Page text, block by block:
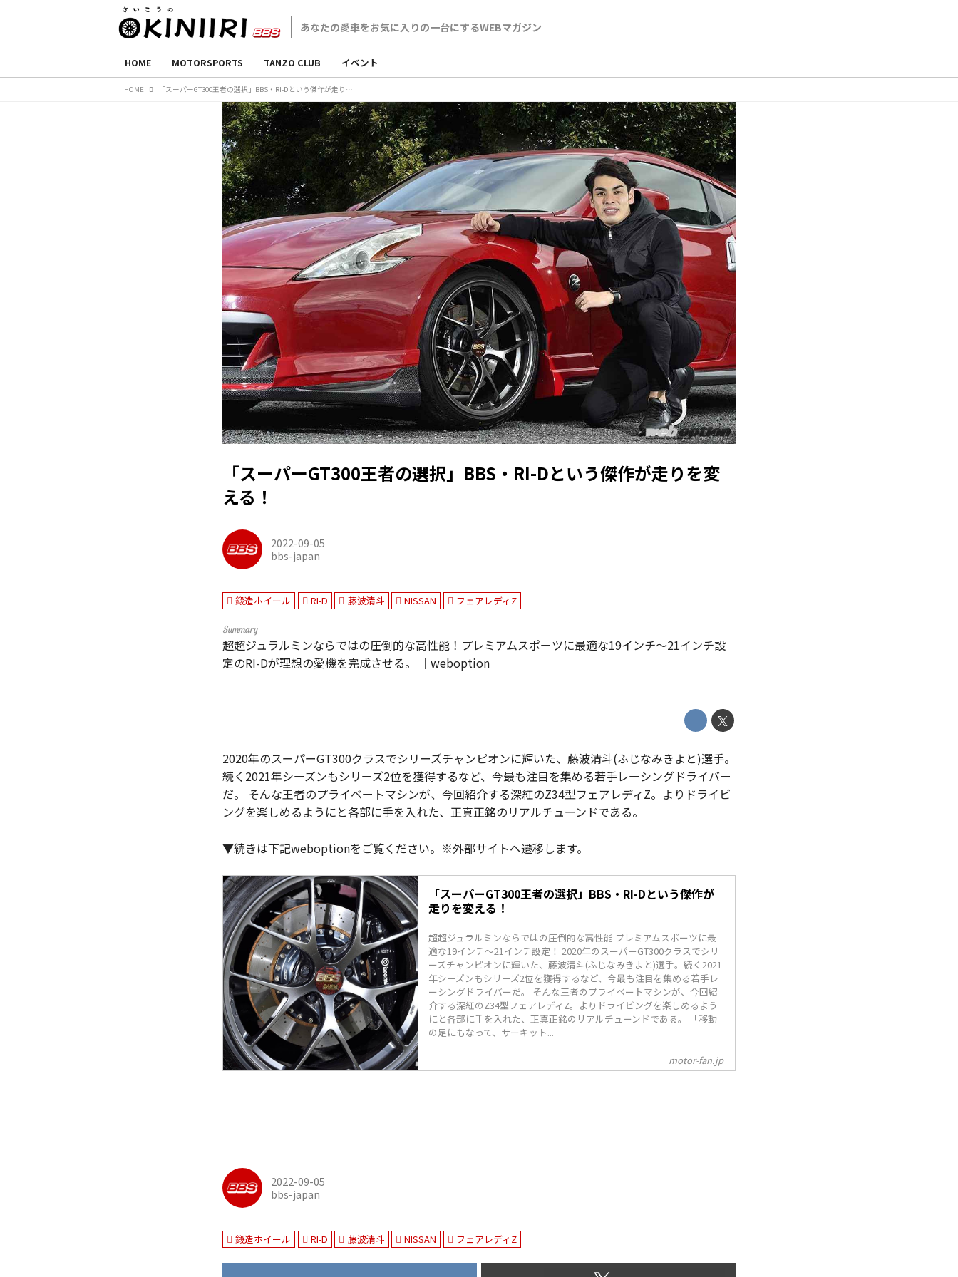
HOME MOTORSPORTS TANZO CLUB イベント
HOME 「スーパーGT300王者の選択」BBS・RI-Dという傑作が走りを変える！
motor-fan.jp
「スーパーGT300王者の選択」BBS・RI-Dという傑作が走りを変
える！
2022-09-05
bbs-japan
鍛造ホイール RI-D 藤波清斗 NISSAN フェアレディZ
超超ジュラルミンならではの圧倒的な高性能！プレミアムスポーツに最適な19インチ〜21インチ設
定のRI-Dが理想の愛機を完成させる。 ｜weboption
2020年のスーパーGT300クラスでシリーズチャンピオンに輝いた、藤波清斗(ふじなみきよと)選手。
続く2021年シーズンもシリーズ2位を獲得するなど、今最も注目を集める若手レーシングドライバー
だ。 そんな王者のプライベートマシンが、今回紹介する深紅のZ34型フェアレディZ。よりドライビ
ングを楽しめるようにと各部に手を入れた、正真正銘のリアルチューンドである。
▼続きは下記weboptionをご覧ください。※外部サイトへ遷移します。
「スーパーGT300王者の選択」BBS・RI-Dという傑作が
走りを変える！
超超ジュラルミンならではの圧倒的な高性能 プレミアムスポーツに最
適な19インチ〜21インチ設定！ 2020年のスーパーGT300クラスでシリ
ーズチャンピオンに輝いた、藤波清斗(ふじなみきよと)選手。続く2021
年シーズンもシリーズ2位を獲得するなど、今最も注目を集める若手レ
ーシングドライバーだ。 そんな王者のプライベートマシンが、今回紹
介する深紅のZ34型フェアレディZ。よりドライビングを楽しめるよう
にと各部に手を入れた、正真正銘のリアルチューンドである。 「移動
の足にもなって、サーキット...
motor-fan.jp
2022-09-05
bbs-japan
鍛造ホイール RI-D 藤波清斗 NISSAN フェアレディZ